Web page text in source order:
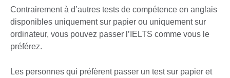
Contrairement à d’autres tests de compétence en anglais
disponibles uniquement sur papier ou uniquement sur
ordinateur, vous pouvez passer l’IELTS comme vous le
préférez.
Les personnes qui préfèrent passer un test sur papier et